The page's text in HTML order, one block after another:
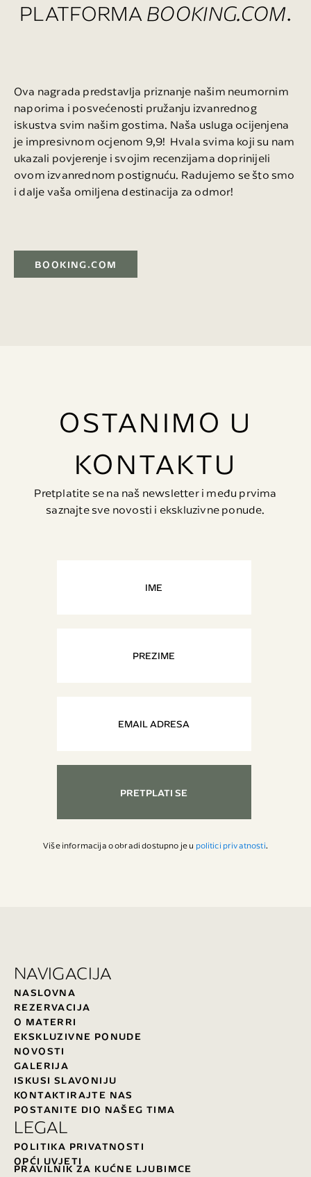
PLATFORMABOOKING.COM.
Ova nagrada predstavlja priznanje našim neumornim
naporima i posvećenosti pružanju izvanrednog
iskustva svim našim gostima. Naša usluga ocijenjena
je impresivnom ocjenom 9,9! Hvala svima koji su nam
ukazali povjerenje i svojim recenzijama doprinijeli
ovom izvanrednom postignuću. Radujemo se što smo
i dalje vaša omiljena destinacija za odmor!
BOOKING.COM
OSTANIMO U
KONTAKTU
Pretplatite se na naš newsletter i među prvima
saznajte sve novosti i ekskluzivne ponude.
PRETPLATI SE
Više informacija o obradi dostupno je u politici privatnosti.
NAVIGACIJA
NASLOVNA
REZERVACIJA
O MATERRI
EKSKLUZIVNE PONUDE
NOVOSTI
GALERIJA
ISKUSI SLAVONIJU
KONTAKTIRAJTE NAS
POSTANITE DIO NAŠEG TIMA
LEGAL
POLITIKA PRIVATNOSTI
OPĆI UVJETI
PRAVILNIK ZA KUĆNE LJUBIMCE